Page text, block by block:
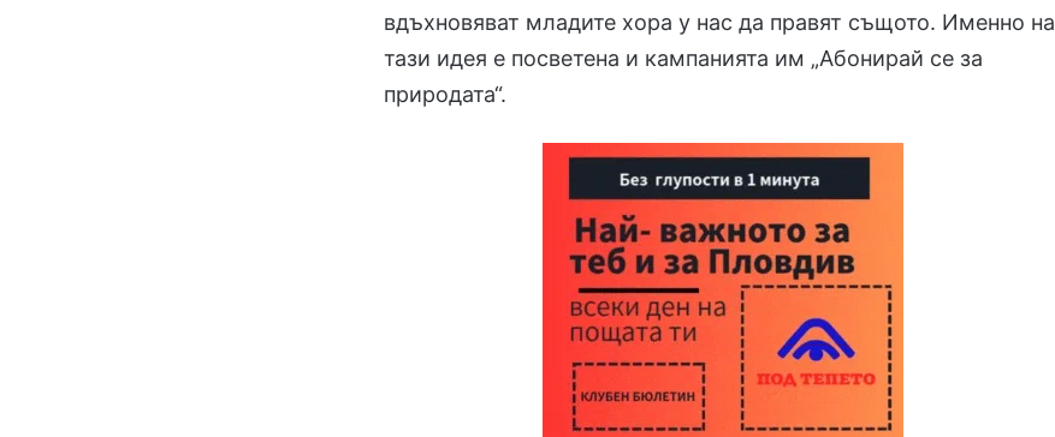
вдъхновяват младите хора у нас да правят същото. Именно на
тази идея е посветена и кампанията им „Абонирай се за
природата“.